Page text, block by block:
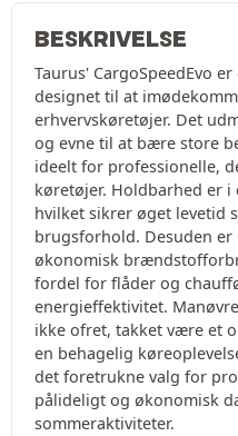
BESKRIVELSE
Taurus' CargoSpeedEvo
designet til at
erhvervskøretøjer. Det
og evne til at bære store
ideelt for professionelle,
køretøjer. Holdbarhed er
hvilket sikrer øget levetid
brugsforhold. Desuden er
økonomisk
fordel for flåder og
energieffektivitet.
ikke ofret, takket være et
en behagelig
det foretrukne valg for
pålideligt og økonomisk
sommeraktiviteter.